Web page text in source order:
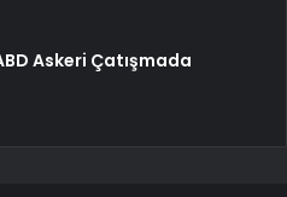
Askeri Çatışmada